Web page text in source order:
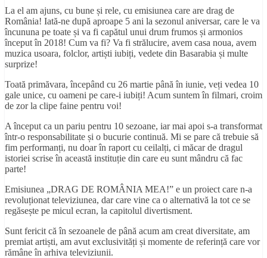
La el am ajuns, cu bune și rele, cu emisiunea care are drag de
România! Iată-ne după aproape 5 ani la sezonul aniversar, care le va
încununa pe toate și va fi capătul unui drum frumos și armonios
început în 2018! Cum va fi? Va fi strălucire, avem casa noua, avem
muzica usoara, folclor, artiști iubiți, vedete din Basarabia și multe
surprize!
Toată primăvara, începând cu 26 martie până în iunie, veți vedea 10
gale unice, cu oameni pe care-i iubiți! Acum suntem în filmari, croim
de zor la clipe faine pentru voi!
A început ca un pariu pentru 10 sezoane, iar mai apoi s-a transformat
într-o responsabilitate și o bucurie continuă. Mi se pare că trebuie să
fim performanți, nu doar în raport cu ceilalți, ci măcar de dragul
istoriei scrise în această instituție din care eu sunt mândru că fac
parte!
Emisiunea „DRAG DE ROMÂNIA MEA!” e un proiect care n-a
revoluționat televiziunea, dar care vine ca o alternativă la tot ce se
regăsește pe micul ecran, la capitolul divertisment.
Sunt fericit că în sezoanele de până acum am creat diversitate, am
premiat artiști, am avut exclusivități și momente de referință care vor
rămâne în arhiva televiziunii.